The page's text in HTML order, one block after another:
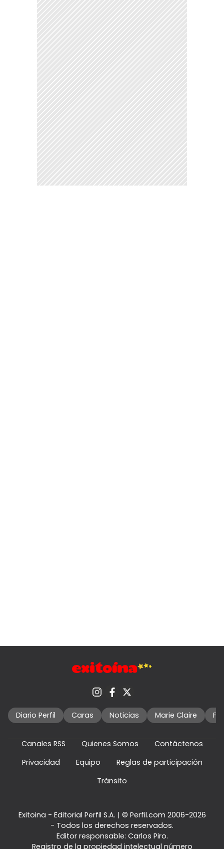
Diario Perfil Caras Noticias Marie Claire
Canales RSS Quienes Somos
Contáctenos
Privacidad
Equipo
Reglas de participación
Tránsito
Exitoina - Editorial Perfil S.A. | © Perfil.com 2006-2026
- Todos los derechos reservados.
Editor responsable: Carlos Piro.
Registro de la propiedad intelectual número